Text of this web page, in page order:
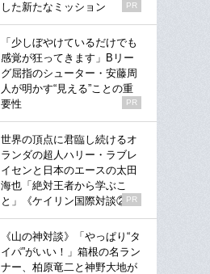
した新たなミッション
PR
「少しぼやけているだけでも
感覚が狂ってきます」Bリー
グ屈指のシューター・安藤周
人が明かす“見える”ことの重
要性
PR
世界の頂点に君臨し続けるオ
ランダの超人ハリー・ラブレ
イセンと日本のエースの太田
海也「絶対王者から学ぶこ
と」《ケイリン国際対談②》
PR
《山の神対談》「やっぱり“タ
イパ”がいい！」箱根の名ラン
ナー、柏原竜二と神野大地が